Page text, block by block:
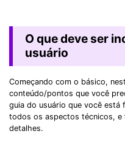
O que deve ser
usuário
Começando com o básico,
conteúdo/pontos que você
guia do usuário que você
todos os aspectos técnicos, e
detalhes.